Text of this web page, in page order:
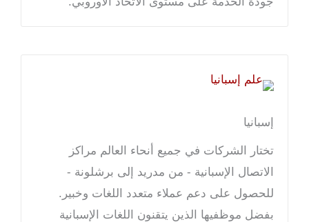
إسبانيا
تختار الشركات في جميع أنحاء العالم مراكز
الاتصال الإسبانية - من مدريد إلى برشلونة -
للحصول على دعم عملاء متعدد اللغات وخبير.
بفضل موظفيها الذين يتقنون اللغات الإسبانية